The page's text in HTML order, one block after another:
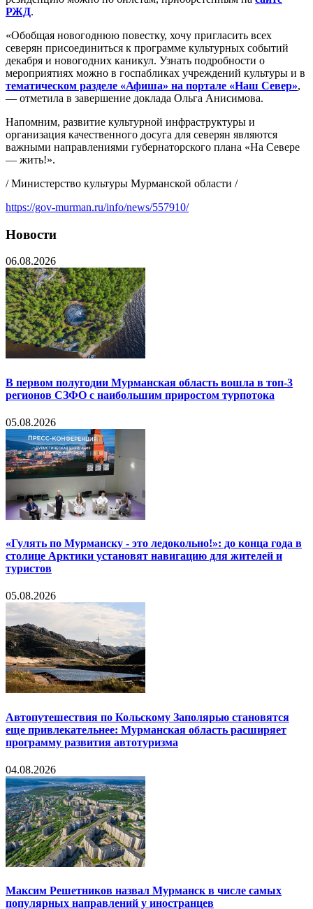
РЖД.
«Обобщая новогоднюю повестку, хочу пригласить всех
северян присоединиться к программе культурных событий
декабря и новогодних каникул. Узнать подробности о
мероприятиях можно в госпабликах учреждений культуры и в
тематическом разделе «Афиша» на портале «Наш Север»,
— отметила в завершение доклада Ольга Анисимова.
Напомним, развитие культурной инфраструктуры и
организация качественного досуга для северян являются
важными направлениями губернаторского плана «На Севере
— жить!».
/ Министерство культуры Мурманской области /
https://gov-murman.ru/info/news/557910/
Новости
06.08.2026
В первом полугодии Мурманская область вошла в топ-3
регионов СЗФО с наибольшим приростом турпотока
05.08.2026
«Гулять по Мурманску - это ледокольно!»: до конца года в
столице Арктики установят навигацию для жителей и
туристов
05.08.2026
Автопутешествия по Кольскому Заполярью становятся
еще привлекательнее: Мурманская область расширяет
программу развития автотуризма
04.08.2026
Максим Решетников назвал Мурманск в числе самых
популярных направлений у иностранцев